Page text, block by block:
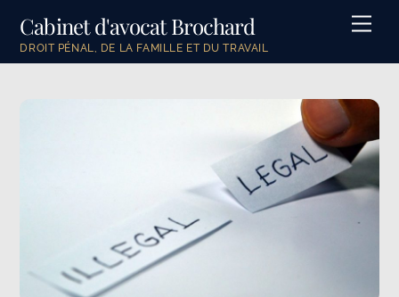
content
Cabinet d'avocat Brochard
DROIT PÉNAL, DE LA FAMILLE ET DU TRAVAIL